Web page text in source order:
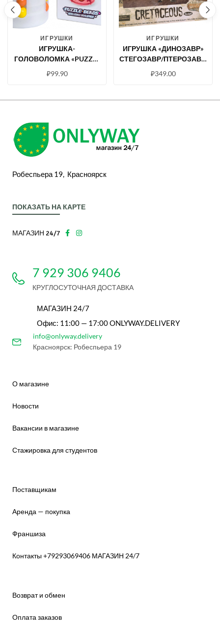
ИГРУШКИ
ИГРУШКА-
ГОЛОВОЛОМКА «PUZZLE
BEADS» БУТЫЛОЧКА С
₽99.90
ИГРУШКИ
ИГРУШКА «ДИНОЗАВР»
СТЕГОЗАВР/ПТЕРОЗАВР,
БОЛЬШИЕ (ВИДЕО)
₽349.00
Робеспьера 19, Красноярск
ПОКАЗАТЬ НА КАРТЕ
МАГАЗИН 24/7
7 929 306 9406
КРУГЛОСУТОЧНАЯ ДОСТАВКА
МАГАЗИН 24/7
Офис: 11:00 — 17:00 ONLYWAY.DELIVERY
info@onlyway.delivery
Красноярск: Робеспьера 19
О магазине
Новости
Вакансии в магазине
Стажировка для студентов
Поставщикам
Аренда — покупка
Франшиза
Контакты +79293069406 МАГАЗИН 24/7
Возврат и обмен
Оплата заказов